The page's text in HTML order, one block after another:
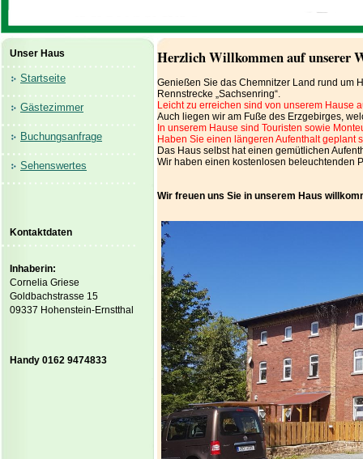
Unser Haus
Startseite
Gästezimmer
Buchungsanfrage
Sehenswertes
Kontaktdaten
Inhaberin:
Cornelia Griese
Goldbachstrasse 15
09337 Hohenstein-Ernstthal
Handy 0162 9474833
Herzlich Willkommen auf unserer
Genießen Sie das Chemnitzer Land rund um
Rennstrecke „Sachsenring“.
Leicht zu erreichen sind von unserem Hause
Auch liegen wir am Fuße des Erzgebirges,
In unserem Hause sind Touristen sowie
Haben Sie einen längeren Aufenthalt geplant
Das Haus selbst hat einen gemütlichen
Wir haben einen kostenlosen beleuchtenden
Wir freuen uns Sie in unserem Haus